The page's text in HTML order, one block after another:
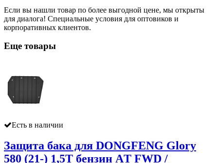
Если вы нашли товар по более выгодной цене, мы открыты
для диалога! Специальные условия для оптовиков и
корпоративных клиентов.
Еще товары
Есть в наличии
Защита бака для DONGFENG Glory
580 (21-) 1,5T бензин AТ FWD /